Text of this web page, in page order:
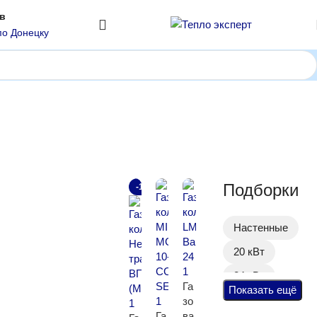
Донецку
Показаны все (3)
-18%
Га
зо
Подборки
Настенные
20 кВт
24 кВт
До 10 л/мин
Показать ещё